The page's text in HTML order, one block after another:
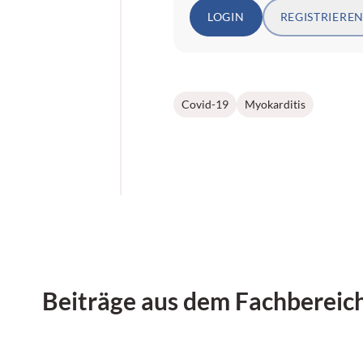
LOGIN REGISTRIEREN
Covid-19 Myokarditis
Beiträge aus dem